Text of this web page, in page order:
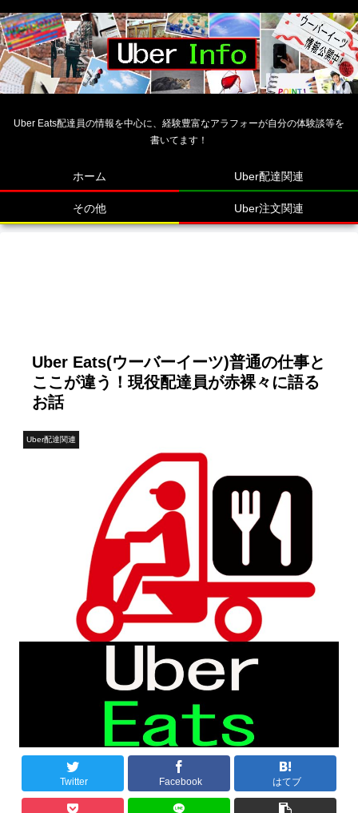
Uber Eats配達員の情報を中心に、経験豊富なアラフォーが自分の体験談等を
書いてます！
ホーム Uber配達関連
その他 Uber注文関連
Uber Eats(ウーバーイーツ)普通の仕事と
ここが違う！現役配達員が赤裸々に語る
お話
Uber配達関連
Twitter Facebook はてブ